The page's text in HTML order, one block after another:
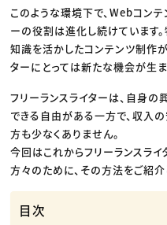
出版
CREATIVE VILLAGEから
プロフェッショ
このような環境下で、Webコン
ーの役割は進化し続けています
知識を活かしたコンテンツ制作
ターにとっては新たな機会が生ま
フリーランスライターは、自身
できる自由がある一方で、収入
方も少なくありません。
今回はこれからフリーランスラ
方々のために、その方法をご紹介
目次